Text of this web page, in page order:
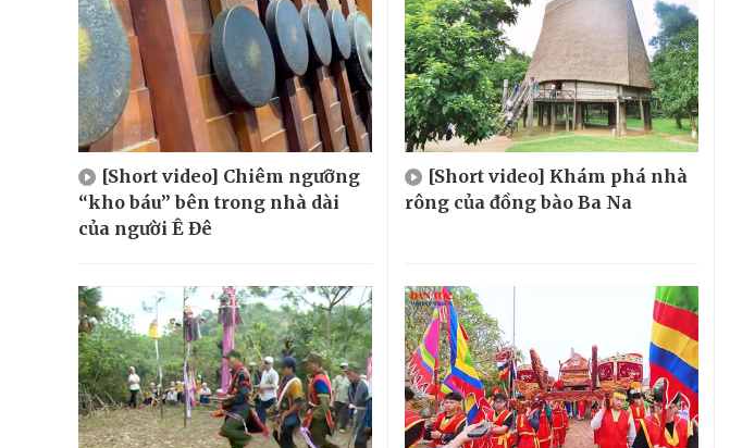
[Short video] Chiêm ngưỡng
“kho báu” bên trong nhà dài
của người Ê Đê
[Short video] Khám phá nhà
rông của đồng bào Ba Na